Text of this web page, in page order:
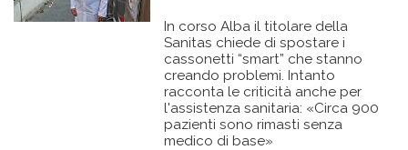
In corso Alba il titolare della
Sanitas chiede di spostare i
cassonetti “smart” che stanno
creando problemi. Intanto
racconta le criticità anche per
l'assistenza sanitaria: «Circa 900
pazienti sono rimasti senza
medico di base»